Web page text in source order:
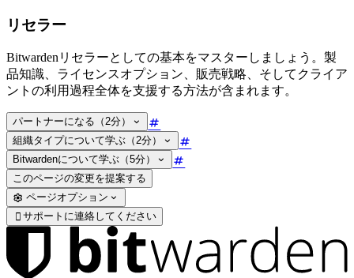
リセラー
Bitwardenリセラーとしての基本をマスターしましょう。製
品知識、ライセンスオプション、販売戦略、そしてクライア
ントの利用過程全体を支援する方法が含まれます。
パートナーになる（2分）
組織タイプについて学ぶ（2分）
Bitwardenについて学ぶ（5分）
このページの変更を提案する
ページオプション
 サポートに連絡してください